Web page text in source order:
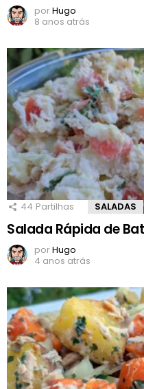
porHugo
8 anos atrás
44 Partilhas SALADAS
Salada Rápida de
porHugo
4 anos atrás